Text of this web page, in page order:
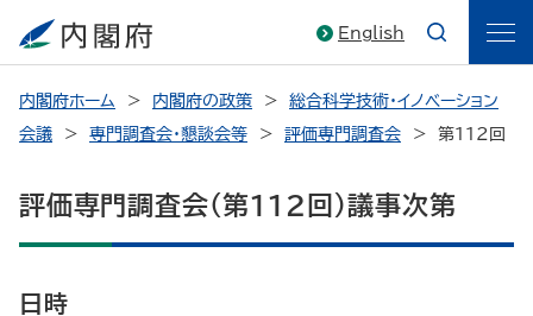
English
内閣府ホーム 内閣府の政策
総合科学技術・イノベーション
会議
専門調査会・懇談会等 評価専門調査会 第112回
評価専門調査会（第112回）議事次第
日時